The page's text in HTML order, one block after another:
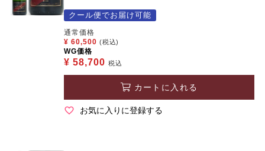
クール便でお届け可能
通常価格
¥ 60,500 (税込)
WG価格
¥ 58,700 税込
カートに入れる
お気に入りに登録する